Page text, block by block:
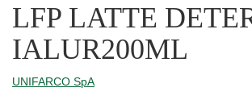
LFP LATTE
IALUR200ML
UNIFARCO SpA